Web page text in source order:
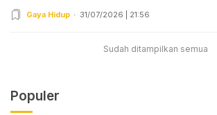
Gaya Hidup 31/07/2026 | 21:56
Sudah ditampilkan semua
Populer